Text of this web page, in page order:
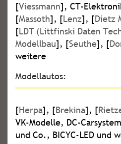
[Viessmann], CT-
[Massoth], [Lenz], [Dietz
[LDT (Littfinski Daten
Modellbau], [Seuthe], [
weitere
Modellautos:
[Herpa], [Brekina], [
VK-Modelle, DC-
und Co., BICYC-LED und